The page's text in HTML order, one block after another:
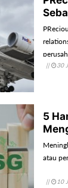
|| 30
5
atau
|| 10